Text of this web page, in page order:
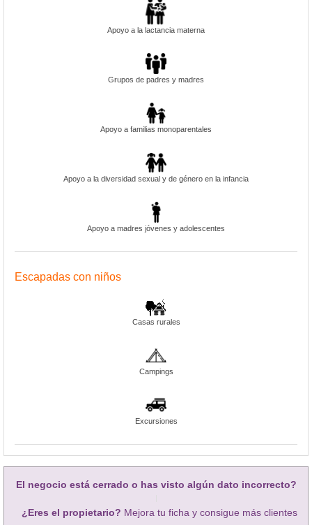
Apoyo a la lactancia materna
Grupos de padres y madres
Apoyo a familias monoparentales
Apoyo a la diversidad sexual y de género en la infancia
Apoyo a madres jóvenes y adolescentes
Escapadas con niños
Casas rurales
Campings
Excursiones
El negocio está cerrado o has visto algún dato incorrecto?
¿Eres el propietario? Mejora tu ficha y consigue más clientes